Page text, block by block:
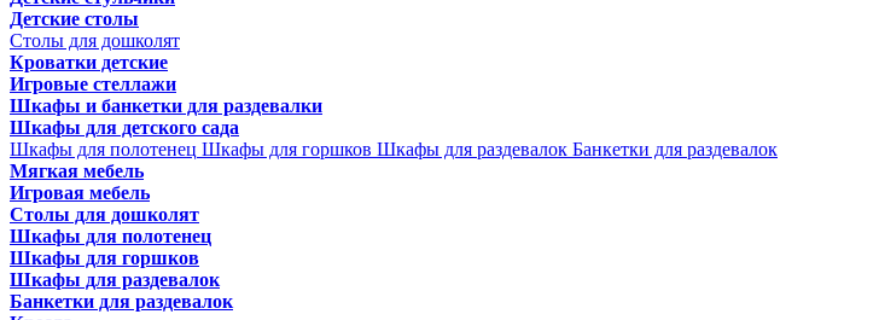
Детские столы
Столы для дошколят
Кроватки детские
Игровые стеллажи
Шкафы и банкетки для раздевалки
Шкафы для детского сада
Шкафы для полотенец Шкафы для горшков Шкафы для раздевалок Банкетки для раздевалок
Мягкая мебель
Игровая мебель
Столы для дошколят
Шкафы для полотенец
Шкафы для горшков
Шкафы для раздевалок
Банкетки для раздевалок